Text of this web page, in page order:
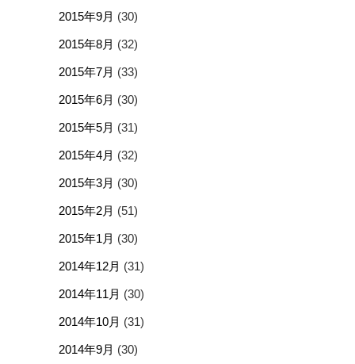
2015年9月 (30)
2015年8月 (32)
2015年7月 (33)
2015年6月 (30)
2015年5月 (31)
2015年4月 (32)
2015年3月 (30)
2015年2月 (51)
2015年1月 (30)
2014年12月 (31)
2014年11月 (30)
2014年10月 (31)
2014年9月 (30)